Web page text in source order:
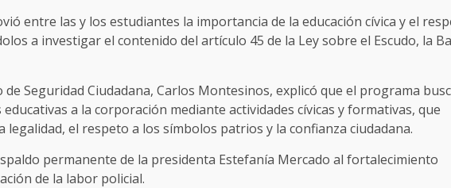
entre las y los estudiantes la importancia de la educación cívica y el
a investigar el contenido del artículo 45 de la Ley sobre el Escudo, la
Seguridad Ciudadana, Carlos Montesinos, explicó que el programa
a la corporación mediante actividades cívicas y formativas, que
legalidad, el respeto a los símbolos patrios y la confianza ciudadana.
permanente de la presidenta Estefanía Mercado al fortalecimiento
de la labor policial.